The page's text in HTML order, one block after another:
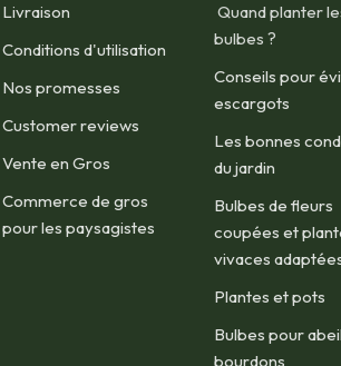
Livraison
Conditions d'utilisation​
Nos promesses
Customer reviews
Vente en Gros
Commerce de gros
pour les paysagistes
Quand planter
bulbes ?
Conseils pour
escargots
Les bonnes
du jardin
Bulbes de fleurs
coupées et
vivaces
Plantes et pots
Bulbes pour
bourdons